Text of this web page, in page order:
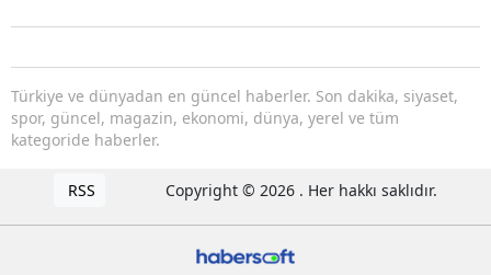
Türkiye ve dünyadan en güncel haberler. Son dakika, siyaset,
spor, güncel, magazin, ekonomi, dünya, yerel ve tüm
kategoride haberler.
RSS Copyright © 2026 . Her hakkı saklıdır.